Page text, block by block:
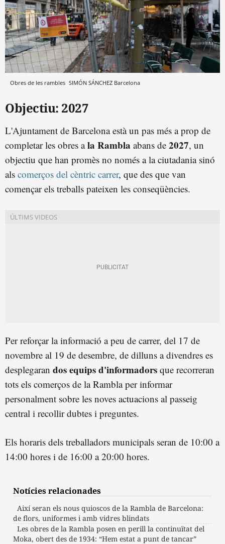
Obres de les rambles SIMÓN SÁNCHEZ Barcelona
Objectiu: 2027
L'Ajuntament de Barcelona està un pas més a prop de
completar les obres ala Rambla abans de 2027, un
objectiu que han promès no només a la ciutadania sinó
als comerços del cèntric carrer, que des que van
començar els treballs pateixen les conseqüències.
Per reforçar la informació a peu de carrer, del 17 de
novembre al 19 de desembre, de dilluns a divendres es
desplegaran dos equips d'informadors que recorreran
tots els comerços de la Rambla per informar
personalment sobre les noves actuacions al passeig
central i recollir dubtes i preguntes.
Els horaris dels treballadors municipals seran de 10:00 a
14:00 hores i de 16:00 a 20:00 hores.
Notícies relacionades
Així seran els nous quioscos de la Rambla de Barcelona:
de flors, uniformes i amb vidres blindats
Les obres de la Rambla posen en perill la continuïtat del
Moka, obert des de 1934: “Hem estat a punt de tancar”